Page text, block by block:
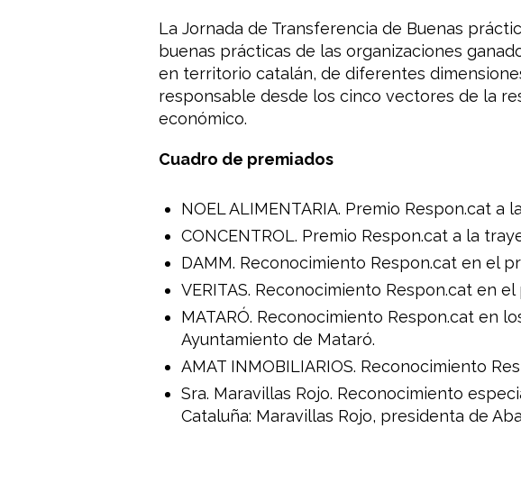
La Jornada de Transferencia de Buenas
buenas prácticas de las organizaciones
en territorio catalán, de diferentes
responsable desde los cinco vectores de la
económico.
Cuadro de premiados
NOEL ALIMENTARIA. Premio Respon.cat
CONCENTROL. Premio Respon.cat a la
DAMM. Reconocimiento Respon.cat en el
VERITAS. Reconocimiento Respon.cat en
MATARÓ. Reconocimiento Respon.cat en
Ayuntamiento de Mataró.
AMAT INMOBILIARIOS. Reconocimiento
Sra. Maravillas Rojo. Reconocimiento
Cataluña: Maravillas Rojo, presidenta de